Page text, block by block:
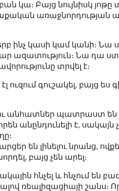
կա։ Բայց նույնիսկ յոթը
առաջնորդության
ինչ կասի կամ կանի։ Նա
ազատություն։ Նա դա
տրվել է։
ուզում գուշակել, բայց ես
անհատներ պատրաստ են
անընդունելի է, սակայն
են լինելու նրանց,
բայց չեն արել։
հնչել և հնչում են
ռեալիզացիայի շանս։